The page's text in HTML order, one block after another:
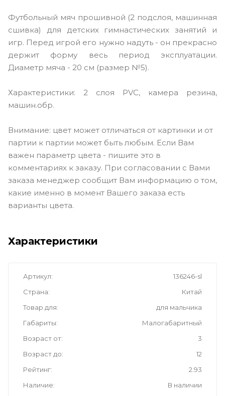
Футбольный мяч прошивной (2 подслоя, машинная
сшивка) для детских гимнастических занятий и
игр. Перед игрой его нужно надуть - он прекрасно
держит форму весь период эксплуатации.
Диаметр мяча - 20 см (размер №5).
Характеристики: 2 слоя PVC, камера резина,
машин.обр.
Внимание: цвет может отличаться от картинки и от
партии к партии может быть любым. Если Вам
важен параметр цвета - пишите это в
комментариях к заказу. При согласовании с Вами
заказа менеджер сообщит Вам информацию о том,
какие именно в момент Вашего заказа есть
варианты цвета.
Характеристики
Артикул
136246-sl
Страна
Китай
Товар для
для мальчика
Габариты
Малогабаритный
Возраст от
3
Возраст до
12
Рейтинг
2.93
Наличие
В наличии